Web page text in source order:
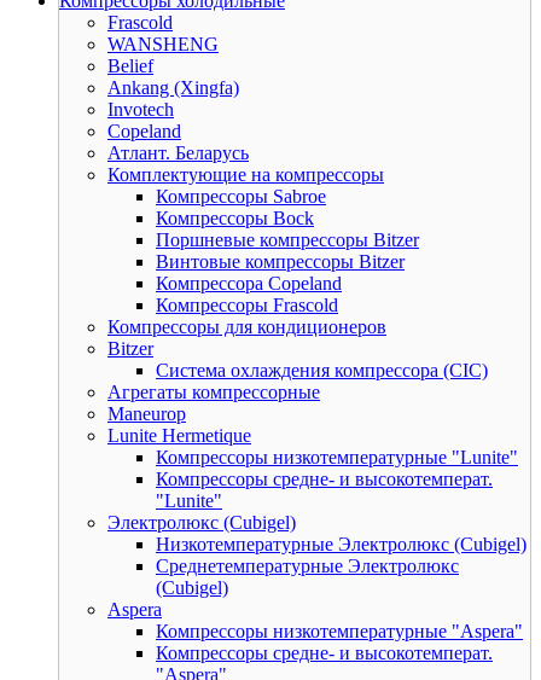
Frascold
WANSHENG
Belief
Ankang (Xingfa)
Invotech
Copeland
Атлант. Беларусь
Комплектующие на компрессоры
Компрессоры Sabroe
Компрессоры Bock
Поршневые компрессоры Bitzer
Винтовые компрессоры Bitzer
Компрессора Copeland
Компрессоры Frascold
Компрессоры для кондиционеров
Bitzer
Система охлаждения компрессора (CIC)
Агрегаты компрессорные
Maneurop
Lunite Hermetique
Компрессоры низкотемпературные "Lunite"
Компрессоры средне- и высокотемперат.
"Lunite"
Электролюкс (Cubigel)
Низкотемпературные Электролюкс (Cubigel)
Среднетемпературные Электролюкс
(Cubigel)
Aspera
Компрессоры низкотемпературные "Aspera"
Компрессоры средне- и высокотемперат.
"Aspera"